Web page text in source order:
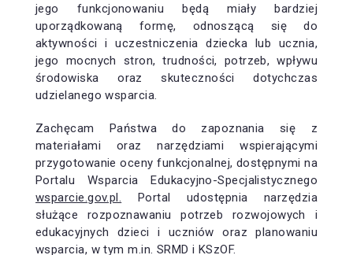
jego funkcjonowaniu będą miały bardziej
uporządkowaną formę, odnoszącą się do
aktywności i uczestniczenia dziecka lub ucznia,
jego mocnych stron, trudności, potrzeb, wpływu
środowiska oraz skuteczności dotychczas
udzielanego wsparcia.
Zachęcam Państwa do zapoznania się z
materiałami oraz narzędziami wspierającymi
przygotowanie oceny funkcjonalnej, dostępnymi na
Portalu Wsparcia Edukacyjno-Specjalistycznego
wsparcie.gov.pl. Portal udostępnia narzędzia
służące rozpoznawaniu potrzeb rozwojowych i
edukacyjnych dzieci i uczniów oraz planowaniu
wsparcia, w tym m.in. SRMD i KSzOF.